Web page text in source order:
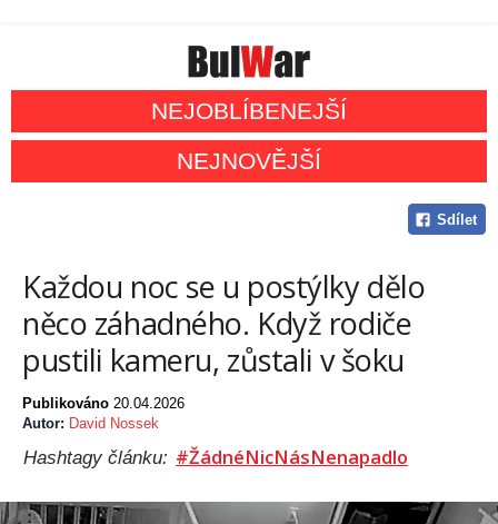
NEJOBLÍBENEJŠÍ
NEJNOVĚJŠÍ
Sdílet
Každou noc se u postýlky dělo
něco záhadného. Když rodiče
pustili kameru, zůstali v šoku
Publikováno 20.04.2026
Autor: David Nossek
Hashtagy článku: #ŽádnéNicNásNenapadlo